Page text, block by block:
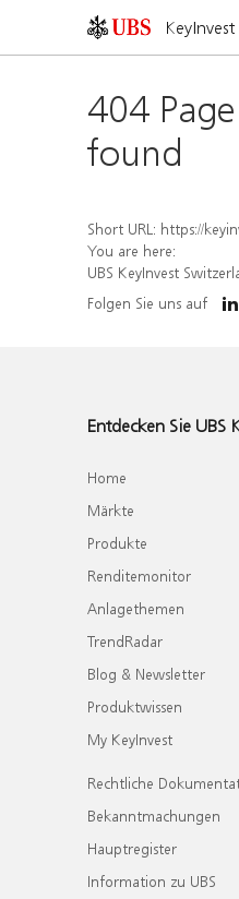
KeyInvest
404
found
Short URL: https://keyinvest-
You are here:
UBS KeyInvest
Folgen Sie uns auf
Entdecken Sie UBS
Home
Märkte
Produkte
Renditemonitor
Anlagethemen
TrendRadar
Blog & Newsletter
Produktwissen
My KeyInvest
Rechtliche
Bekanntmachungen
Hauptregister
Information zu UBS